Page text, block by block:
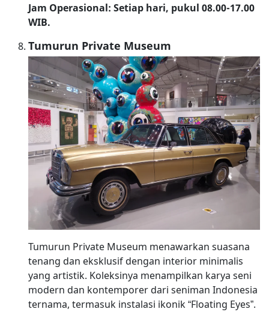
Jam Operasional: Setiap hari, pukul 08.00-17.00
WIB.
Tumurun Private Museum
Tumurun Private Museum menawarkan suasana
tenang dan eksklusif dengan interior minimalis
yang artistik. Koleksinya menampilkan karya seni
modern dan kontemporer dari seniman Indonesia
ternama, termasuk instalasi ikonik “Floating Eyes”.